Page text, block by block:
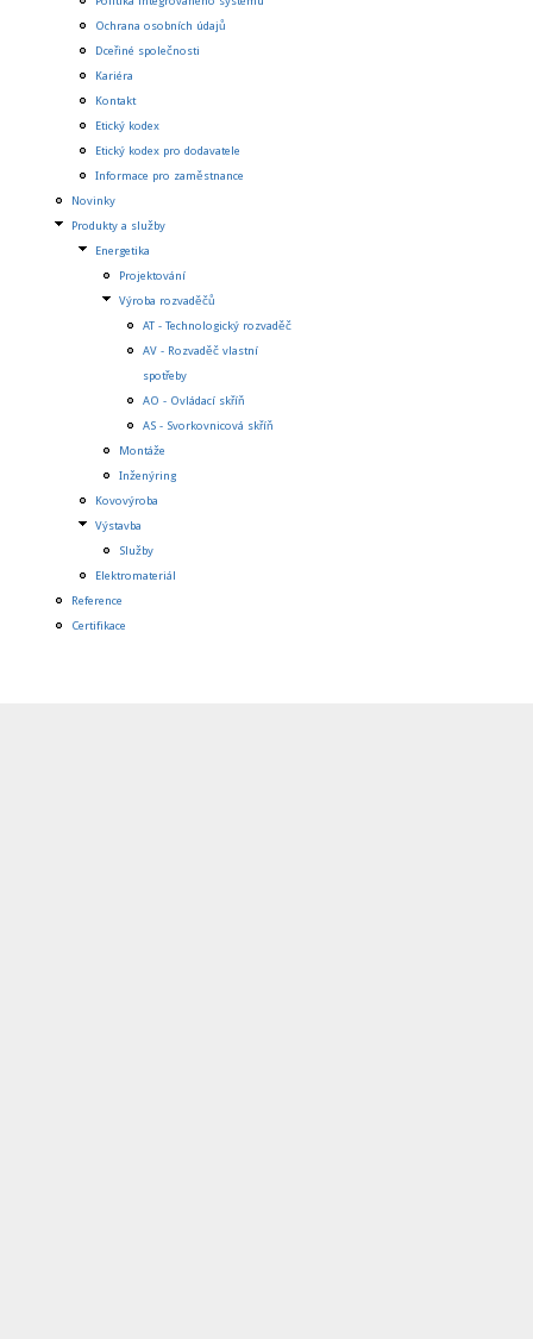
Ochrana osobních údajů
Dceřiné společnosti
Kariéra
Kontakt
Etický kodex
Etický kodex pro dodavatele
Informace pro zaměstnance
Novinky
Produkty a služby
Energetika
Projektování
Výroba rozvaděčů
AT - Technologický rozvaděč
AV - Rozvaděč vlastní
spotřeby
AO - Ovládací skříň
AS - Svorkovnicová skříň
Montáže
Inženýring
Kovovýroba
Výstavba
Služby
Elektromateriál
Reference
Certifikace